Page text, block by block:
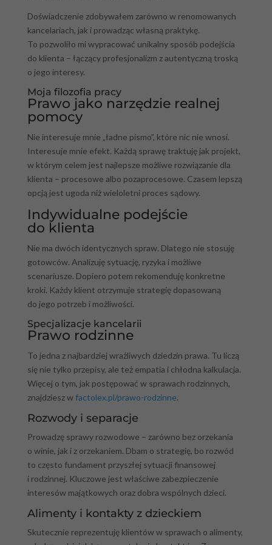
Doświadczenie zdobywałem zarówno w renomowanych
kancelariach, jak i prowadząc własną praktykę.
To pozwoliło mi wypracować unikalny sposób podejścia
do klienta – łączący profesjonalizm z autentyczną troską
o jego interesy.
Moja filozofia pracy
Prawo jako narzędzie realnej
pomocy
Nie interesuje mnie „ładne pismo”, które nic nie wnosi.
Interesuje mnie efekt. Każdą sprawę traktuję jak projekt,
w którym celem jest najlepsze możliwe rozwiązanie dla
klienta – procesowe albo pozaprocesowe. Czasem lepszą
opcją jest ugoda niż wieloletni proces sądowy.
Indywidualne podejście
do klienta
Nie ma dwóch identycznych spraw. Dlatego nie stosuję
gotowców. Analizuję sytuację, ryzyka i możliwe
scenariusze. Dopiero potem rekomenduję konkretne
kroki. Każdy klient otrzymuje strategię dopasowaną
do jego potrzeb i możliwości.
Specjalizacje kancelarii
Prawo rodzinne
To jedna z najbardziej wrażliwych dziedzin prawa. Tu liczą
się nie tylko przepisy, ale też empatia i chłodna kalkulacja.
Więcej o tym, jak postępować w sprawach rodzinnych,
znajdziesz w factolex.pl/prawo-rodzinne.
Rozwody i separacje
Prowadzę sprawy rozwodowe – zarówno bez orzekania
o winie, jak i z orzekaniem. Dbam o strategię, bo rozwód
to często fundament przyszłej sytuacji finansowej
i rodzinnej. Kluczowe jest właściwe zabezpieczenie
interesów majątkowych oraz dobra wspólnych dzieci.
Alimenty i kontakty z dzieckiem
Skutecznie reprezentuję klientów w sprawach o alimenty,